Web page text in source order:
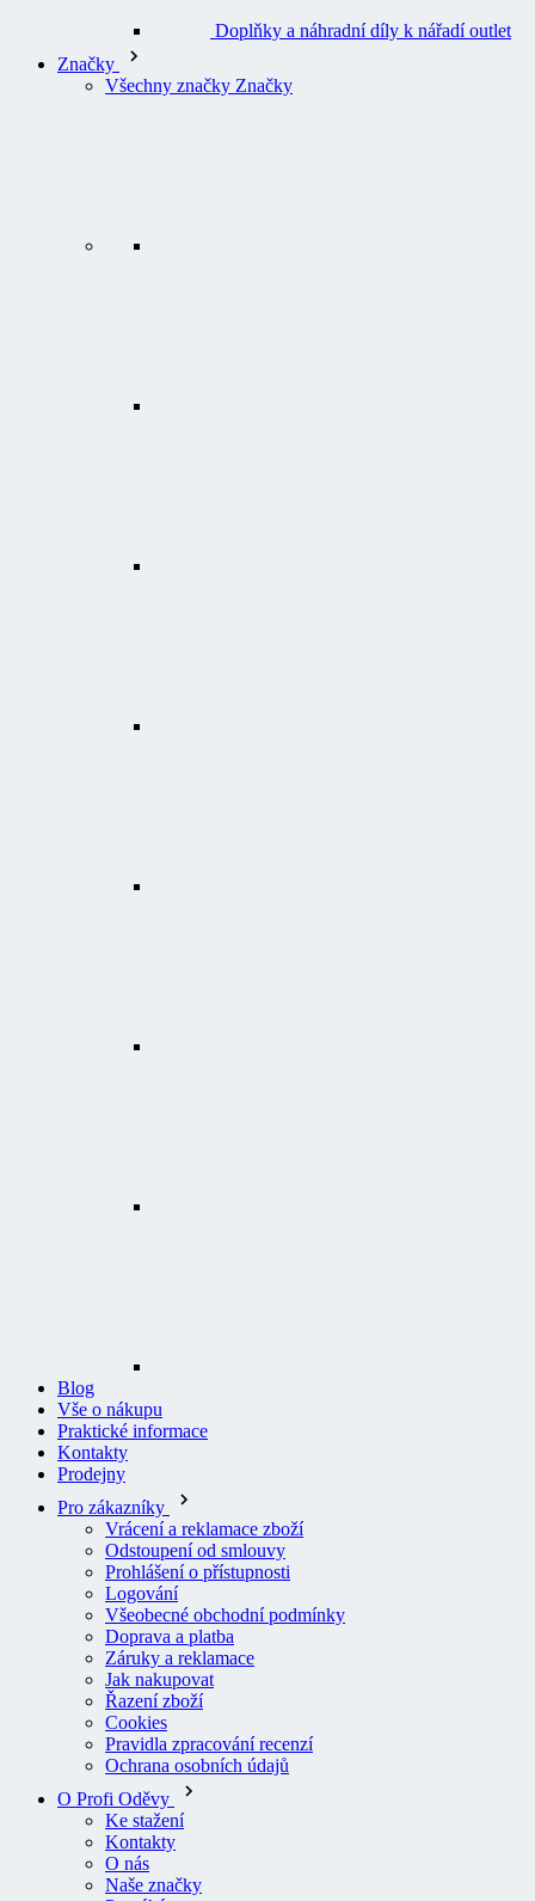
Praktické informace
Kontakty
Prodejny
Pro zákazníky
Vrácení a reklamace zboží
Odstoupení od smlouvy
Prohlášení o přístupnosti
Logování
Všeobecné obchodní podmínky
Doprava a platba
Záruky a reklamace
Jak nakupovat
Řazení zboží
Cookies
Pravidla zpracování recenzí
Ochrana osobních údajů
O Profi Oděvy
Ke stažení
Kontakty
O nás
Naše značky
Pomáháme
Obchodní zástupci
Pro Slovensko